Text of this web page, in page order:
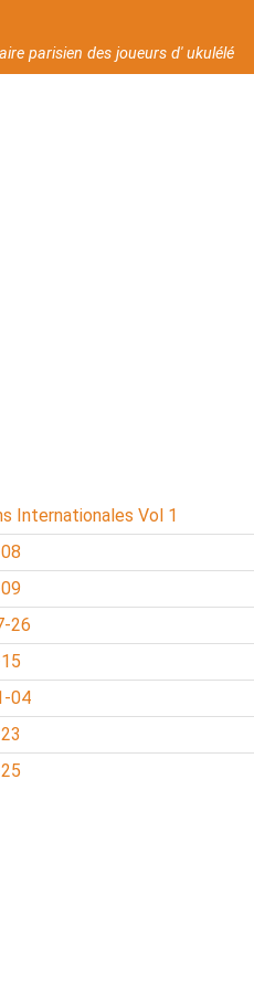
parisien des joueurs d' ukulélé
Internationales Vol 1
26
04